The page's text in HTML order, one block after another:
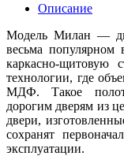
Описание
Модель Милан —
весьма популярном
каркасно-щитовую
технологии, где
МДФ. Такое
дорогим дверям из
двери,
сохранят
эксплуатации.